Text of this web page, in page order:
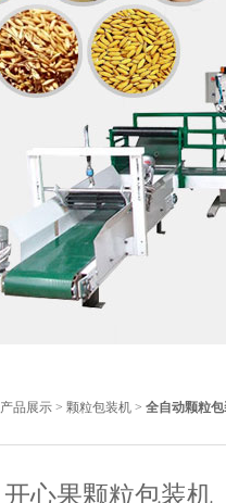
产品展示 > 颗粒包装机 > 全自动颗粒
开心果颗粒包装机